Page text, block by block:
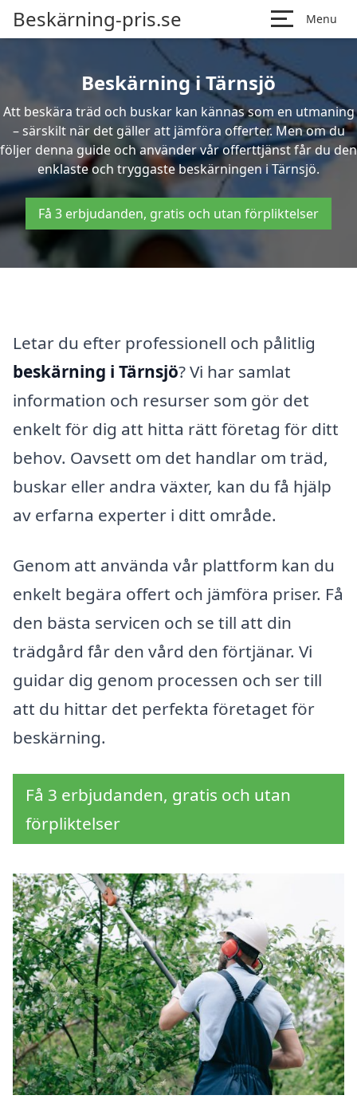
Beskärning-pris.se Menu
Beskärning i Tärnsjö
Att beskära träd och buskar kan kännas som en utmaning
– särskilt när det gäller att jämföra offerter. Men om du
följer denna guide och använder vår offerttjänst får du den
enklaste och tryggaste beskärningen i Tärnsjö.
Få 3 erbjudanden, gratis och utan förpliktelser
Letar du efter professionell och pålitlig
beskärning i Tärnsjö? Vi har samlat
information och resurser som gör det
enkelt för dig att hitta rätt företag för ditt
behov. Oavsett om det handlar om träd,
buskar eller andra växter, kan du få hjälp
av erfarna experter i ditt område.
Genom att använda vår plattform kan du
enkelt begära offert och jämföra priser. Få
den bästa servicen och se till att din
trädgård får den vård den förtjänar. Vi
guidar dig genom processen och ser till
att du hittar det perfekta företaget för
beskärning.
Få 3 erbjudanden, gratis och utan
förpliktelser